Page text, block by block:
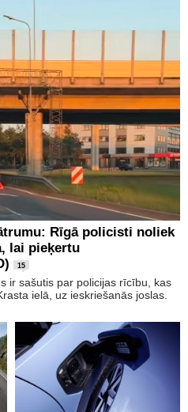
Rīgā policisti noliek
lai pieķertu
15
ir sašutis par policijas rīcību, kas
ielā, uz ieskriešanās joslas.